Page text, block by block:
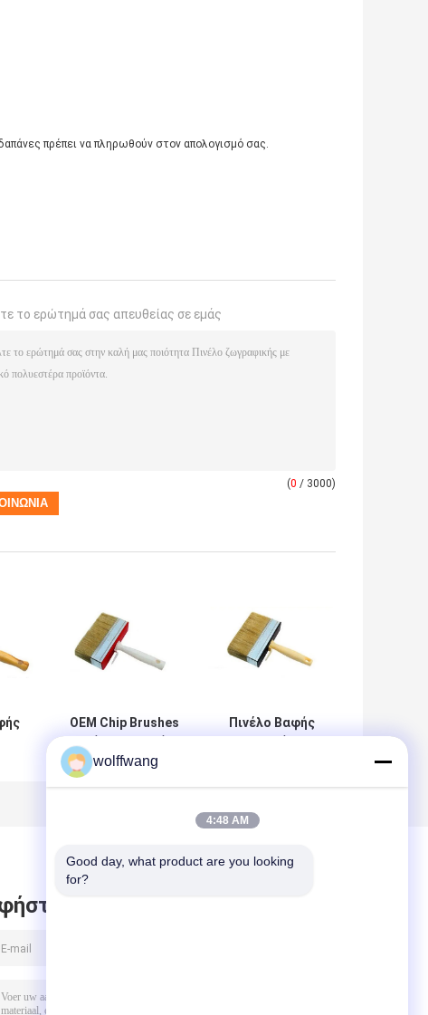
πρέπει να πληρωθούν στον απολογισμό σας.
το ερώτημά σας απευθείας σε εμάς
(0 / 3000)
OEM Chip Brushes
με κοντές τρίχες
Πινέλο Βαφής
μήνυμα
wolffwang
4:48 AM
Good day, what product are you looking
for?